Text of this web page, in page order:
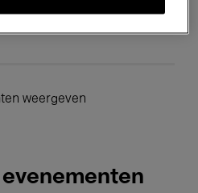
weergeven